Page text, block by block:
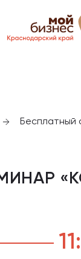
Бесплатный